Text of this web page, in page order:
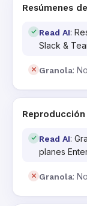
Resúmenes
Read AI:
Slack &
Granola:
Read AI:
planes
Granola: